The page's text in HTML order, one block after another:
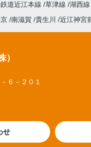
道近江本線 草津線 湖西線
南滋賀 貴生川 近江神宮
）
６－２０１
せ